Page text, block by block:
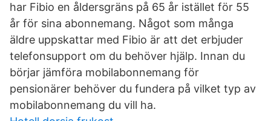
har Fibio en åldersgräns på 65 år istället för 55
år för sina abonnemang. Något som många
äldre uppskattar med Fibio är att det erbjuder
telefonsupport om du behöver hjälp. Innan du
börjar jämföra mobilabonnemang för
pensionärer behöver du fundera på vilket typ av
mobilabonnemang du vill ha.